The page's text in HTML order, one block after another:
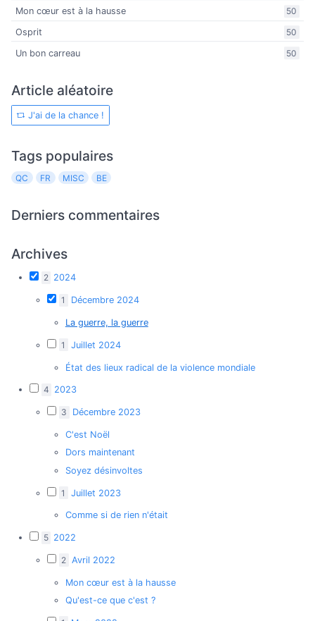
50
Mon cœur est à la hausse
50
Osprit
50
Un bon carreau
Article aléatoire
J'ai de la chance !
Tags populaires
QC FR MISC BE
Derniers commentaires
Archives
2 2024
1 Décembre 2024
La guerre, la guerre
1 Juillet 2024
État des lieux radical de la violence mondiale
4 2023
3 Décembre 2023
C'est Noël
Dors maintenant
Soyez désinvoltes
1 Juillet 2023
Comme si de rien n'était
5 2022
2 Avril 2022
Mon cœur est à la hausse
Qu'est-ce que c'est ?